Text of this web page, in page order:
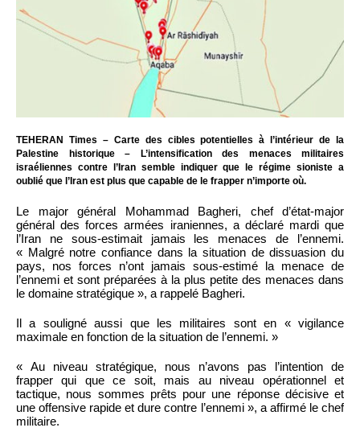
TEHERAN Times – Carte des cibles potentielles à l’intérieur de la
Palestine historique – L’intensification des menaces militaires
israéliennes contre l’Iran semble indiquer que le régime sioniste a
oublié que l’Iran est plus que capable de le frapper n’importe où.
Le major général Mohammad Bagheri, chef d’état-major
général des forces armées iraniennes, a déclaré mardi que
l’Iran ne sous-estimait jamais les menaces de l’ennemi.
« Malgré notre confiance dans la situation de dissuasion du
pays, nos forces n’ont jamais sous-estimé la menace de
l’ennemi et sont préparées à la plus petite des menaces dans
le domaine stratégique », a rappelé Bagheri.
Il a souligné aussi que les militaires sont en « vigilance
maximale en fonction de la situation de l’ennemi. »
« Au niveau stratégique, nous n’avons pas l’intention de
frapper qui que ce soit, mais au niveau opérationnel et
tactique, nous sommes prêts pour une réponse décisive et
une offensive rapide et dure contre l’ennemi », a affirmé le chef
militaire.